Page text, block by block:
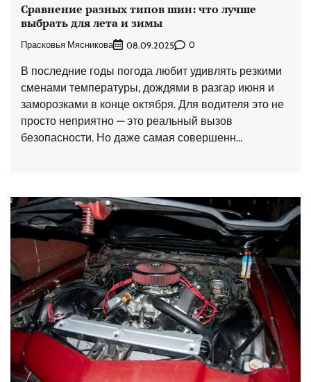
Сравнение разных типов шин: что лучше
выбрать для лета и зимы
Прасковья Мясникова 08.09.2025 0
В последние годы погода любит удивлять резкими
сменами температуры, дождями в разгар июня и
заморозками в конце октября. Для водителя это не
просто неприятно — это реальный вызов
безопасности. Но даже самая совершенн…